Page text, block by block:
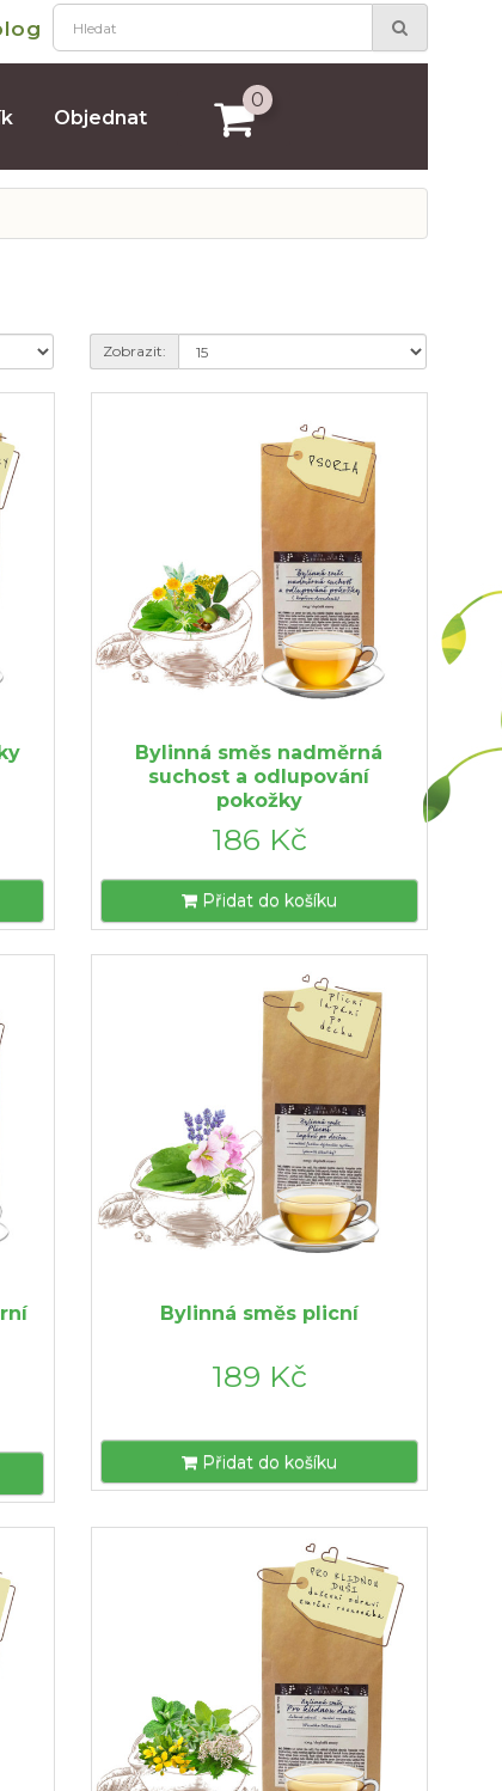
Objednat
0
Zobrazit:
Bylinná směs nadměrná
suchost a odlupování
pokožky
186 Kč
Přidat do košíku
Bylinná směs plicní
189 Kč
Přidat do košíku